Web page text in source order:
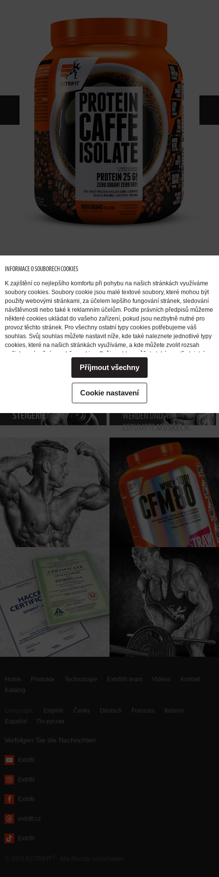
ICH MÖCHTE
MUSKELMASSE
ICH MÖCHTE
FETT ABBAUEN.
STEIGERN.
ICH MÖCHTE
TRAINING
WERDEN UND AUF-
GEPUMPTEMUSKELN.
Home Produkte Technologie Extrifit® team Videos
Kontakt
Katalog
English Česky Deutsch Francais
Italiano
Español
По-русски
Verfolgen Sie die Nachrichten
Extrifit
Extrifit
Extrifit
extrifit.cz
Extrifit
INFORMACE O SOUBORECH COOKIES
K zajištění co nejlepšího komfortu při pohybu na našich stránkách využíváme
soubory cookies. Soubory cookie jsou malé textové soubory, které mohou být
použity webovými stránkami, za účelem lepšího fungování stránek, sledování
návštěvnosti nebo také k reklamním účelům. Podle právních předpisů můžeme
některé cookies ukládat do vašeho zařízení, pokud jsou nezbytně nutné pro
provoz těchto stránek. Pro všechny ostatní typy cookies potřebujeme váš
souhlas. Svůj souhlas můžete nastavit níže, kde také naleznete jednotlivé typy
cookies, které na našich stránkách využíváme, a kde můžete zvolit rozsah
našich oprávnění pro sběr cookies. Svůj souhlas můžete také prostřednictvím
potřebovali ohledně výkonu vašich práv v souvislosti se zpracováním cookies
kontaktovat, obraťte se prosím na e-mailovou adresu extrifit@extrifit.com.
Podrobné informace k souborům cookies a více o tom, kdo jsme a jak
zpracováváme vaše osobní údaje můžete najít v naší
Cookie nastavení
Příjmout všechny